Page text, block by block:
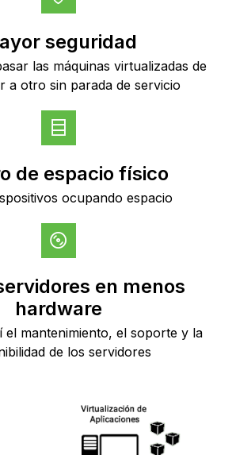
seguridad
las máquinas virtualizadas de
a otro sin parada de servicio
de espacio físico
ocupando espacio
en menos
hardware
el mantenimiento, el soporte y la
de los servidores